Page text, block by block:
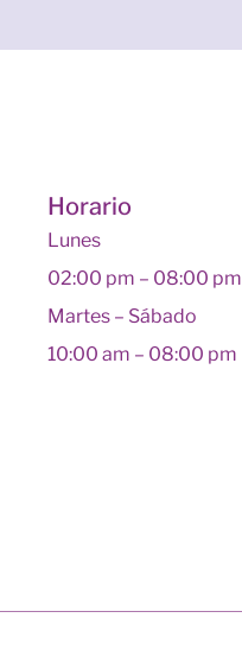
Horario
Lunes
02:00 pm – 08:00 pm
Martes – Sábado
10:00 am – 08:00 pm